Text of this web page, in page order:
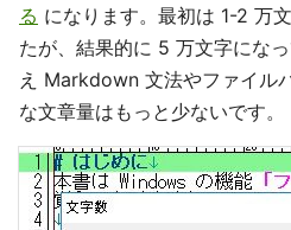
る になります。最初は 1-2 万
たが、結果的に 5 万文字にな
え Markdown 文法やファイル
な文章量はもっと少ないです。